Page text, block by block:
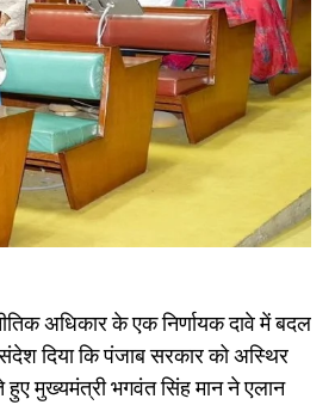
अधिकार के एक निर्णायक दावे में बदल
दिया कि पंजाब सरकार को अस्थिर
मुख्यमंत्री भगवंत सिंह मान ने एलान